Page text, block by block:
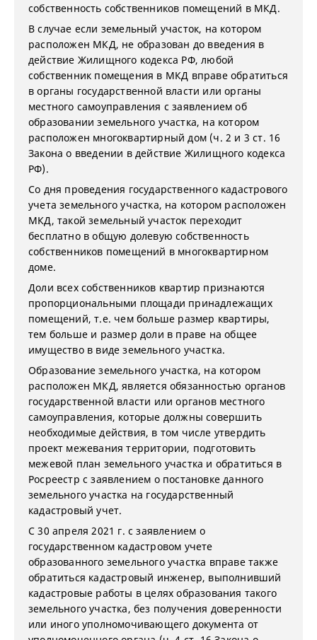
собственность собственников помещений в МКД.
В случае если земельный участок, на котором
расположен МКД, не образован до введения в
действие Жилищного кодекса РФ, любой
собственник помещения в МКД вправе обратиться
в органы государственной власти или органы
местного самоуправления с заявлением об
образовании земельного участка, на котором
расположен многоквартирный дом (ч. 2 и 3 ст. 16
Закона о введении в действие Жилищного кодекса
РФ).
Со дня проведения государственного кадастрового
учета земельного участка, на котором расположен
МКД, такой земельный участок переходит
бесплатно в общую долевую собственность
собственников помещений в многоквартирном
доме.
Доли всех собственников квартир признаются
пропорциональными площади принадлежащих
помещений, т.е. чем больше размер квартиры,
тем больше и размер доли в праве на общее
имущество в виде земельного участка.
Образование земельного участка, на котором
расположен МКД, является обязанностью органов
государственной власти или органов местного
самоуправления, которые должны совершить
необходимые действия, в том числе утвердить
проект межевания территории, подготовить
межевой план земельного участка и обратиться в
Росреестр с заявлением о постановке данного
земельного участка на государственный
кадастровый учет.
С 30 апреля 2021 г. с заявлением о
государственном кадастровом учете
образованного земельного участка вправе также
обратиться кадастровый инженер, выполнивший
кадастровые работы в целях образования такого
земельного участка, без получения доверенности
или иного уполномочивающего документа от